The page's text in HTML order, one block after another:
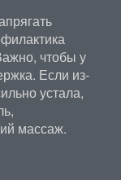
чтобы у
Если из-
устала,
массаж.